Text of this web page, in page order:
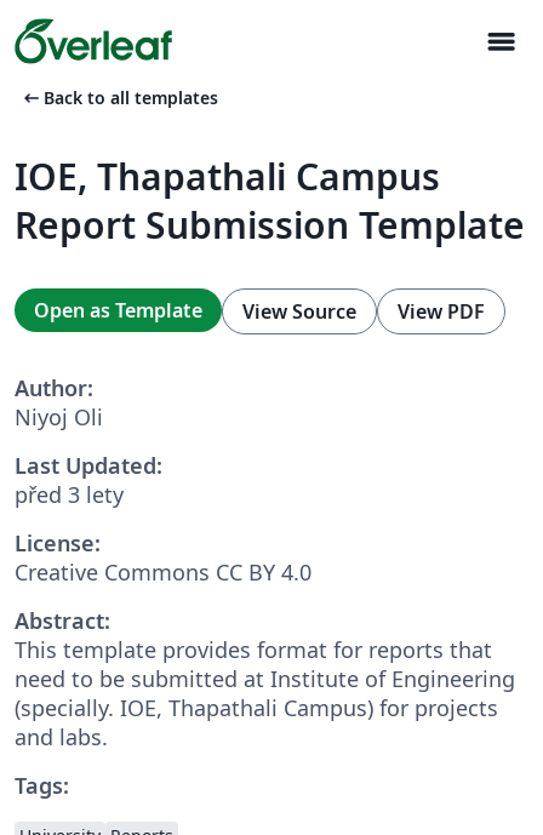
menu
arrow_left_alt Back to all templates
IOE, Thapathali Campus
Report Submission Template
Open as Template View Source View PDF
Author:
Niyoj Oli
Last Updated:
před 3 lety
License:
Creative Commons CC BY 4.0
Abstract:
This template provides format for reports that
need to be submitted at Institute of Engineering
(specially. IOE, Thapathali Campus) for projects
and labs.
Tags: